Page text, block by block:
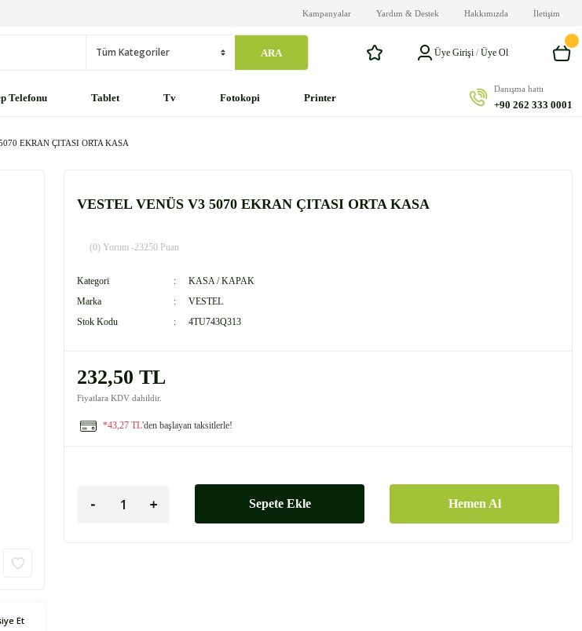
Kampanyalar Yardım & Destek Hakkımızda İletişim
ARA Üye Girişi /Üye Ol
Telefonu Tablet Tv Fotokopi Printer
Danışma hattı
+90 262 333 0001
EKRAN ÇITASI ORTA KASA
Et
VESTEL VENÜS V3 5070 EKRAN ÇITASI ORTA KASA
(0) Yorum -23250 Puan
Kategori
KASA / KAPAK
Marka
VESTEL
Stok Kodu
4TU743Q313
232,50 TL
Fiyatlara KDV dahildir.
*43,27 TL'den başlayan taksitlerle!
Sepete Ekle Hemen Al